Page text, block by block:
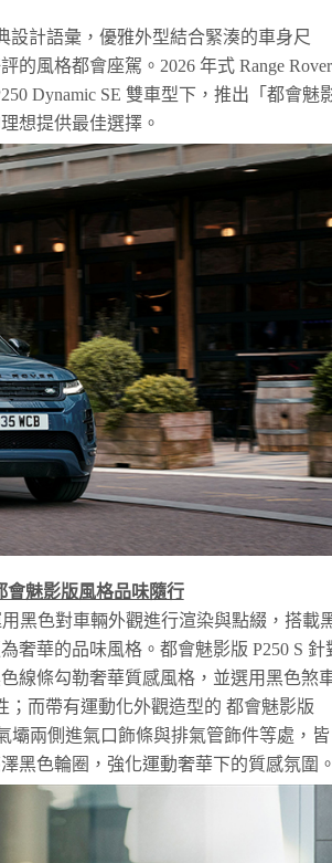
設計語彙，優雅外型結合緊湊的車身尺
風格都會座駕。2026 年式 Range Rover
Dynamic SE 雙車型下，推出「都會魅
想提供最佳選擇。
會魅影版風格品味隨行
黑色對車輛外觀進行渲染與點綴，搭載
奢華的品味風格。都會魅影版 P250 S 針
線條勾勒奢華質感風格，並選用黑色煞
；而帶有運動化外觀造型的 都會魅影版
壩兩側進氣口飾條與排氣管飾件等處，皆
黑色輪圈，強化運動奢華下的質感氛圍